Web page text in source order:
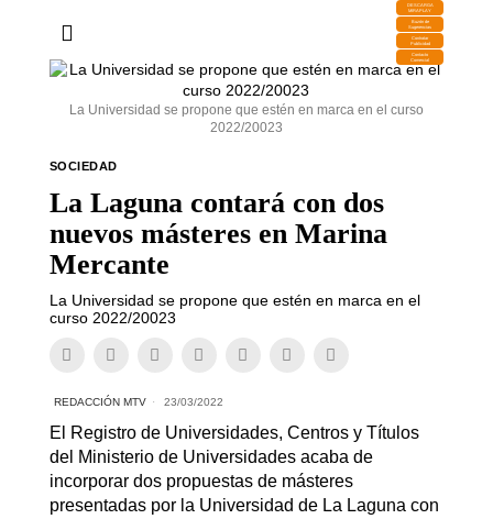
DESCARGA
MIRAPLAY
Buzón de
Sugerencias
Contratar
Publicidad
Contacto
Comercial
La Universidad se propone que estén en marca en el curso
2022/20023
SOCIEDAD
La Laguna contará con dos
nuevos másteres en Marina
Mercante
La Universidad se propone que estén en marca en el
curso 2022/20023
REDACCIÓN MTV 23/03/2022
El Registro de Universidades, Centros y Títulos
del Ministerio de Universidades acaba de
incorporar dos propuestas de másteres
presentadas por la Universidad de La Laguna con